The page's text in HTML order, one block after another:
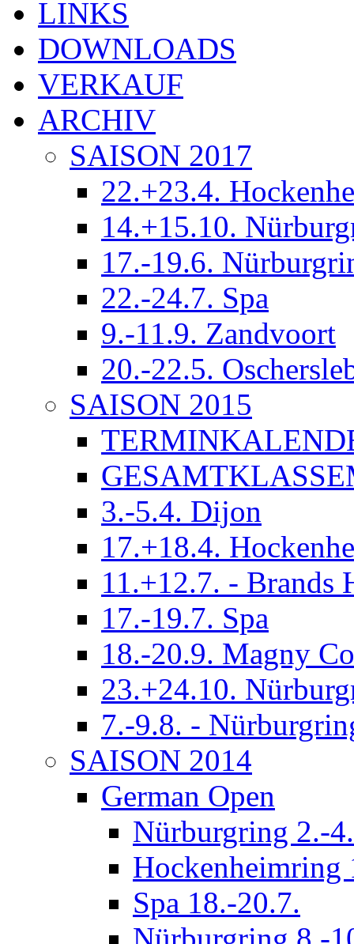
LINKS
DOWNLOADS
VERKAUF
ARCHIV
SAISON 2017
22.+23.4.
14.+15.10.
17.-19.6.
22.-24.7. Spa
9.-11.9. Zandvoort
20.-22.5.
SAISON 2015
3.-5.4. Dijon
17.+18.4.
11.+12.7. - Brands
17.-19.7. Spa
18.-20.9. Magny
23.+24.10.
7.-9.8. -
SAISON 2014
German Open
Nürburgring 2.-
Hockenheimring
Spa 18.-20.7.